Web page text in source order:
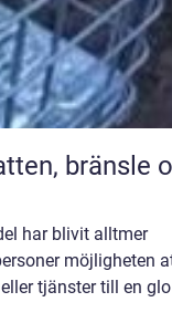
har blivit alltmer
möjligheten
tjänster till en